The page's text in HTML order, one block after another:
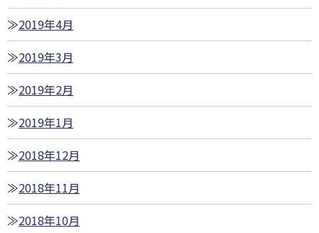
2019年4月
2019年3月
2019年2月
2019年1月
2018年12月
2018年11月
2018年10月